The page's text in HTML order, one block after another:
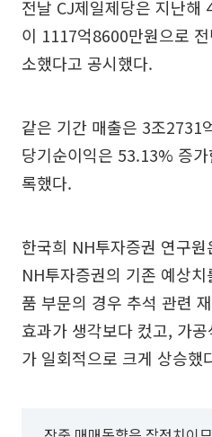
전날 CJ제일제당은 지난해
이 1117억8600만원으로
소했다고 공시했다.
같은 기간 매출은 3조2731
당기순이익은 53.13% 증
록했다.
한국희 NH투자증권 연구
NH투자증권의 기존 예상
품 부문의 경우 추석 관련
효과가 생각보다 컸고, 가
가 일회적으로 크게 상승했